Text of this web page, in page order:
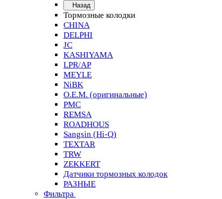
Назад
Тормозные колодки
CHINA
DELPHI
JC
KASHIYAMA
LPR/AP
MEYLE
NiBK
O.E.M. (оригинальные)
PMC
REMSA
ROADHOUS
Sangsin (Hi-Q)
TEXTAR
TRW
ZEKKERT
Датчики тормозных колодок
РАЗНЫЕ
Фильтра